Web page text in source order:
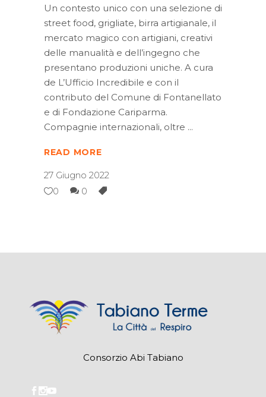
Un contesto unico con una selezione di
street food, grigliate, birra artigianale, il
mercato magico con artigiani, creativi
delle manualità e dell’ingegno che
presentano produzioni uniche. A cura
de L’Ufficio Incredibile e con il
contributo del Comune di Fontanellato
e di Fondazione Cariparma.
Compagnie internazionali, oltre
READ MORE
27 Giugno 2022
0
0
Consorzio Abi Tabiano